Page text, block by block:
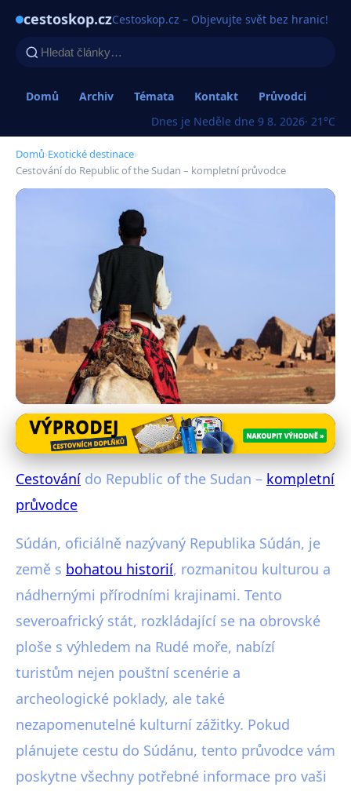
cestoskop.czCestoskop.cz – Objevujte svět bez hranic!
Domů Archiv Témata Kontakt
Průvodci
Dnes je Neděle dne 9 8. 2026· 21°C
Domů›Exotické destinace›
Cestování do Republic of the Sudan – kompletní průvodce
Exotické destinace
Cestování do Republic of the
Sudan – kompletní průvodce
Cestování do Republic of the Sudan – kompletní
průvodce
Súdán, oficiálně nazývaný Republika Súdán, je
země s bohatou historií, rozmanitou kulturou a
nádhernými přírodními krajinami. Tento
severoafrický stát, rozkládající se na obrovské
ploše s výhledem na Rudé moře, nabízí
turistům nejen pouštní scenérie a
archeologické poklady, ale také
nezapomenutelné kulturní zážitky. Pokud
plánujete cestu do Súdánu, tento průvodce vám
poskytne všechny potřebné informace pro vaši